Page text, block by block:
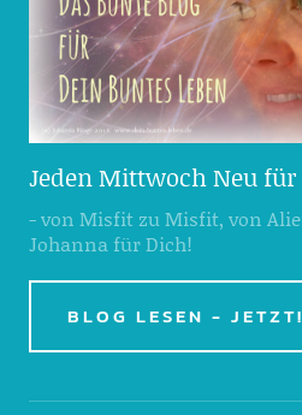
Jeden Mittwoch Neu
- von Misfit zu Misfit, von
Johanna für Dich!
BLOG LESEN - JETZT!